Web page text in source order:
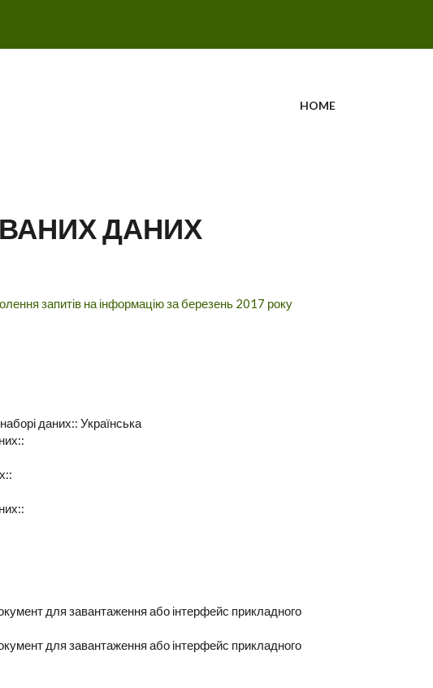
HOME
ДАНИХ
запитів на інформацію за березень 2017 року
даних:: Українська
для завантаження або інтерфейс прикладного
для завантаження або інтерфейс прикладного